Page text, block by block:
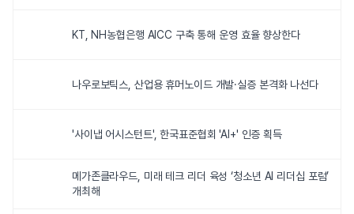
KT, NH농협은행 AICC 구축 통해 운영 효율 향상한다
나우로보틱스, 산업용 휴머노이드 개발·실증 본격화 나선다
'사이냅 어시스턴트', 한국표준협회 'AI+' 인증 획득
메가존클라우드, 미래 테크 리더 육성 ‘청소년 AI 리더십 포럼’
개최해